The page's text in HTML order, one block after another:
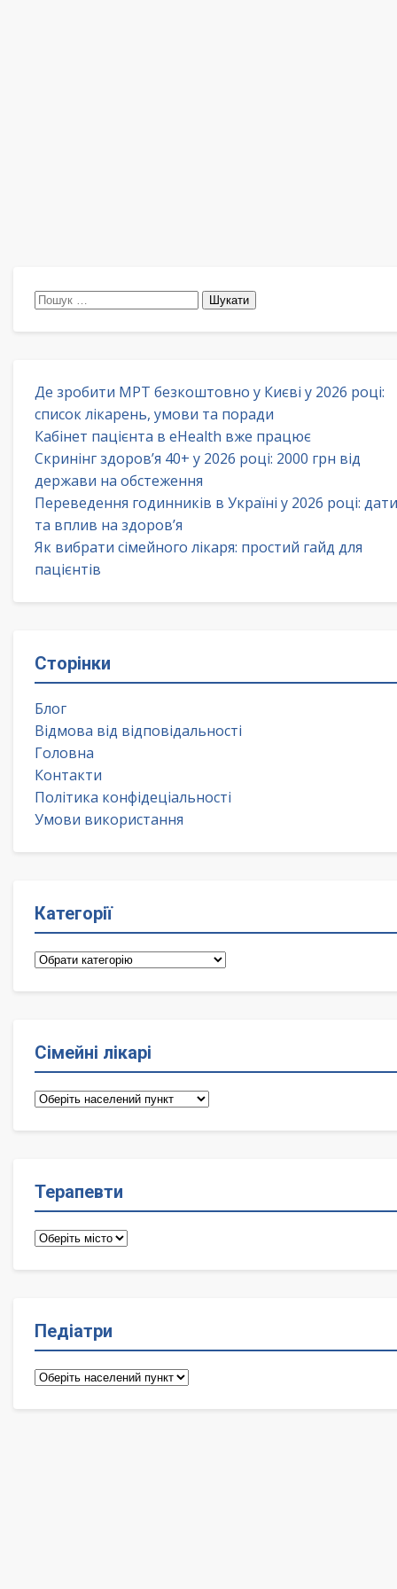
Пошук:
Де зробити МРТ безкоштовно у Києві у 2026 році:
список лікарень, умови та поради
Кабінет пацієнта в eHealth вже працює
Скринінг здоров’я 40+ у 2026 році: 2000 грн від
держави на обстеження
Переведення годинників в Україні у 2026 році: дати
та вплив на здоров’я
Як вибрати сімейного лікаря: простий гайд для
пацієнтів
Сторінки
Блог
Відмова від відповідальності
Головна
Контакти
Політика конфідеціальності
Умови використання
Категорії
Категорії
Сімейні лікарі
Сімейні
Терапевти
Терапевти
Педіатри
Педіатри